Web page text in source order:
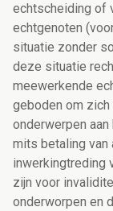
echtscheiding of
echtgenoten
situatie zonder
deze situatie
meewerkende
geboden om
onderwerpen
mits betaling van
inwerkingtreding
zijn voor
onderworpen en